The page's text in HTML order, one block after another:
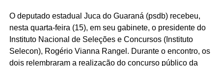
O deputado estadual Juca do Guaraná (psdb) recebeu,
nesta quarta-feira (15), em seu gabinete, o presidente do
Instituto Nacional de Seleções e Concursos (Instituto
Selecon), Rogério Vianna Rangel. Durante o encontro, os
dois relembraram a realização do concurso público da